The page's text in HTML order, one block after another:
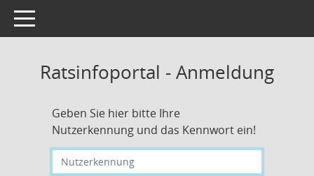
Toggle navigation
Ratsinfoportal - Anmeldung
Geben Sie hier bitte Ihre
Nutzerkennung und das Kennwort ein!
Nutzerkennung eingeben